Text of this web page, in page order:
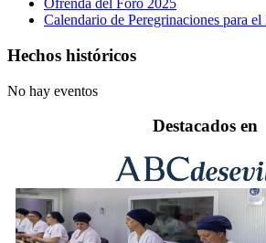
Ofrenda del Foro 2025
Calendario de Peregrinaciones para
Hechos históricos
No hay eventos
Destacados en